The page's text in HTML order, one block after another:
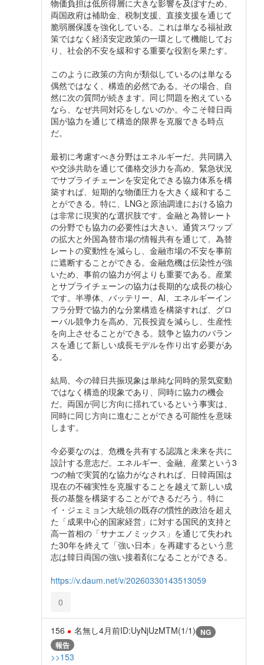
物価負担は低所得層に大きな影響を及ぼすため、
両国政府は補助金、税制支援、直接支援を通じて
脆弱層保護を強化している。これは単なる福祉政
策ではなく経済安定政策の一環として機能してお
り、社会的不安を緩和する重要な役割を果たす。
このように政策の方向が類似しているのは単なる
偶然ではなく、構造的必然である。その場合、自
然に次の質問が続きます。同じ問題を抱えている
なら、なぜ共同対応をしないのか。今こそ韓日両
国が協力を通じて構造的限界を克服できる時点
だ。
最初に考慮すべき分野はエネルギーだ。共同購入
や交渉共助を通じて価格交渉力を高め、緊急状況
でサプライチェーンを安定化できる協力体系を構
築すれば、短期的な物価圧力を大きく緩和するこ
とができる。特に、LNGと原油調達における協力
は非常に現実的な選択肢です。金融と為替レート
の分野でも協力の必要性は大きい。通貨スワップ
の拡大と外国為替市場の情報共有を通じて、為替
レートの変動性を減らし、金融市場の不安を事前
に遮断することができる。金融危機は伝染性が強
いため、事前の協力が何よりも重要である。産業
とサプライチェーンの協力は長期的な成長の核心
です。半導体、バッテリー、AI、エネルギーイン
フラ分野で協力的な分業構造を構築すれば、グロ
ーバル競争力を高め、冗長投資​​を減らし、生産性
を向上させることができる。競争と協力のバラン
スを通じて新しい成長モデルを作り出す必要があ
る。
結局、今の韓日共振現象は単純な同時的景気変動
ではなく構造的現象であり、同時に協力の機会
だ。両国が同じ方向に揺れているという事実は、
同時に同じ方向に進むことができる可能性を意味
します。
今必要なのは、危機を共有する認識と未来を共に
設計する意志だ。エネルギー、金融、産業という3
つの軸で実質的な協力がなされれば、日韓両国は
現在の不確実性を克服することを越えて新しい成
長の基盤を構築することができるだろう。特に
イ・ジェミョン大統領の既存の慣性的政治を超え
た「成果中心的国家経営」に対する国民的支持と
高一首相の「サナエノミックス」を通じて失われ
た30年を終えて「強い日本」を再建するという意
志は韓日両国の強い接着剤になることができる。
https://v.daum.net/v/20260330143513059
0
156 名無し4月前ID:UyNjUzMTM(1/1) NG
報告
>>153